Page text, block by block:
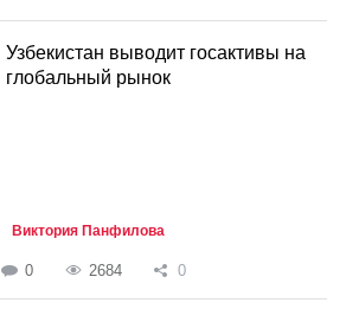
Узбекистан выводит госактивы на
глобальный рынок
Виктория Панфилова
0 2684 0